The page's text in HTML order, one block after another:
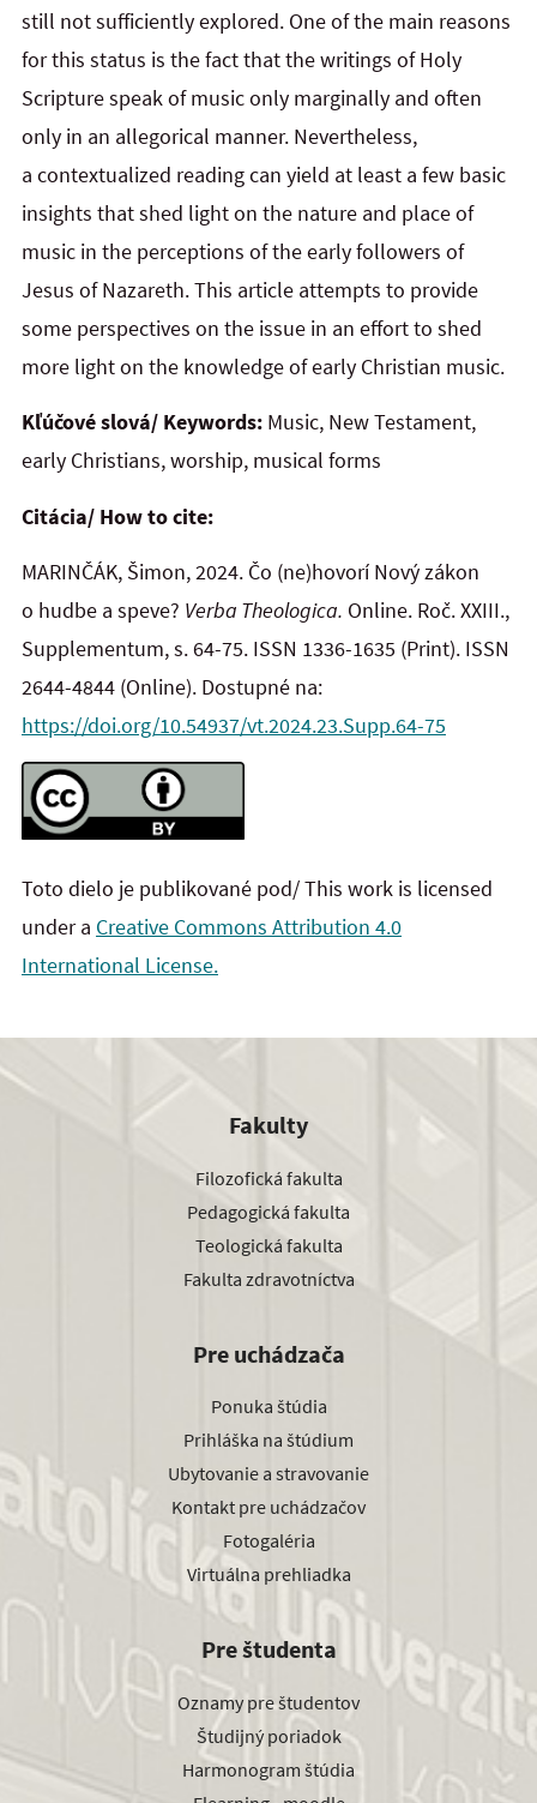
still not sufficiently explored. One of the main reasons
for this status is the fact that the writings of Holy
Scripture speak of music only marginally and often
only in an allegorical manner. Nevertheless,
a contextualized reading can yield at least a few basic
insights that shed light on the nature and place of
music in the perceptions of the early followers of
Jesus of Nazareth. This article attempts to provide
some perspectives on the issue in an effort to shed
more light on the knowledge of early Christian music.
Kľúčové slová/ Keywords: Music, New Testament,
early Christians, worship, musical forms
Citácia/ How to cite:
MARINČÁK, Šimon, 2024. Čo (ne)hovorí Nový zákon
o hudbe a speve? Verba Theologica. Online. Roč. XXIII.,
Supplementum, s. 64-75. ISSN 1336-1635 (Print). ISSN
2644-4844 (Online). Dostupné na:
https://doi.org/10.54937/vt.2024.23.Supp.64-75
Toto dielo je publikované pod/ This work is licensed
under a Creative Commons Attribution 4.0
International License.
Fakulty
Filozofická fakulta
Pedagogická fakulta
Teologická fakulta
Fakulta zdravotníctva
Pre uchádzača
Ponuka štúdia
Prihláška na štúdium
Ubytovanie a stravovanie
Kontakt pre uchádzačov
Fotogaléria
Virtuálna prehliadka
Pre študenta
Oznamy pre študentov
Študijný poriadok
Harmonogram štúdia